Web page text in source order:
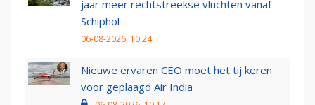
jaar meer rechtstreekse vluchten vanaf
Schiphol
06-08-2026, 10:24
Nieuwe ervaren CEO moet het tij keren
voor geplaagd Air India